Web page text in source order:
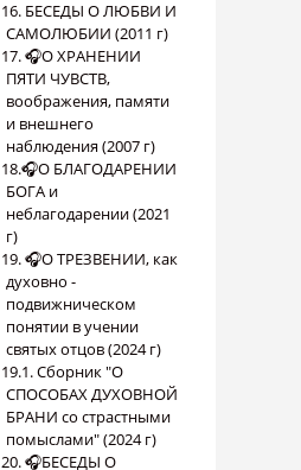
16. БЕСЕДЫ О ЛЮБВИ И
САМОЛЮБИИ (2011 г)
17. 🎧О ХРАНЕНИИ
ПЯТИ ЧУВСТВ,
воображения, памяти
и внешнего
наблюдения (2007 г)
18.🎧О БЛАГОДАРЕНИИ
БОГА и
неблагодарении (2021
г)
19. 🎧О ТРЕЗВЕНИИ, как
духовно -
подвижническом
понятии в учении
святых отцов (2024 г)
19.1. Сборник "О
СПОСОБАХ ДУХОВНОЙ
БРАНИ со страстными
помыслами" (2024 г)
20. 🎧БЕСЕДЫ О